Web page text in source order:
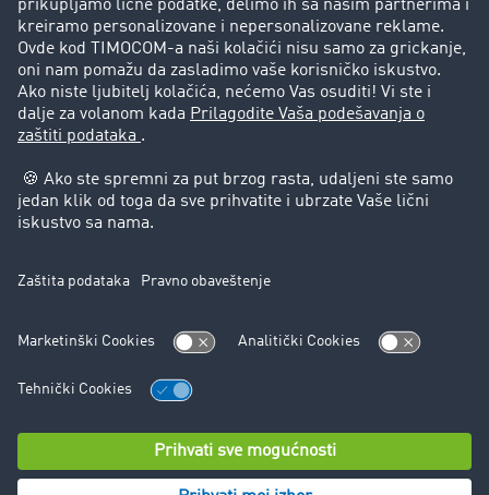
Korisnici preporučuju korisnike
Pravna pitanja
Impressum
Opšti uslovi korišćenja
Zaštita podataka
Cookie-Einstellungen
Podrška